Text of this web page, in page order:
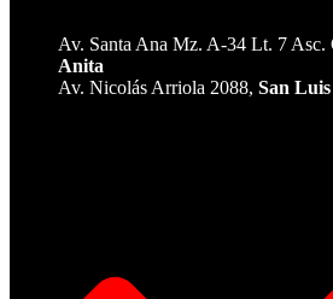
Av. Santa Ana Mz. A-34 Lt. 7 Asc.
Anita
Av. Nicolás Arriola 2088, San Luis